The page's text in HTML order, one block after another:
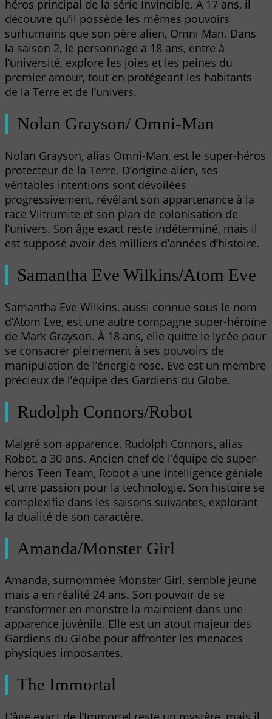
héros principal de la série Invincible. À 17 ans, il
découvre qu’il possède les mêmes pouvoirs
surhumains que son père alien, Omni Man. Dans
la saison 2, le personnage a 18 ans, entre à
l’université, explore les joies et les peines du
premier amour, tout en protégeant les habitants
de la Terre et de l’univers.
Nolan Grayson/ Omni-Man
Nolan Grayson, alias Omni-Man, est le super-héros
protecteur de la Terre. D’origine alien, ses
véritables intentions sont dévoilées
progressivement, révélant son appartenance à la
race Viltrumite et son plan de colonisation de
l’univers. Son âge exact reste indéterminé, mais il
est supposé avoir des milliers d’années d’histoire.
Samantha Eve Wilkins/Atom Eve
Samantha Eve Wilkins, aussi connue sous le nom
d’Atom Eve, est une autre compagne super-héroïne
de Mark Grayson. À 18 ans, elle quitte le lycée pour
se consacrer pleinement à ses pouvoirs de
manipulation de l’énergie rose. Eve est un membre
précieux de l’équipe des Gardiens du Globe.
Rudolph Connors/Robot
Malgré son apparence, Rudolph Connors, alias
Robot, a 30 ans. Ancien chef de l’équipe de super-
héros Teen Team, Robot a une intelligence géniale
et une passion pour la technologie. Son histoire se
complexifie dans les saisons suivantes, explorant
la dualité de son caractère.
Amanda/Monster Girl
Amanda, surnommée Monster Girl, semble jeune
mais a en réalité 24 ans. Son pouvoir de se
transformer en monstre la maintient dans une
apparence juvénile. Elle est un atout majeur des
Gardiens du Globe pour affronter les menaces
physiques imposantes.
The Immortal